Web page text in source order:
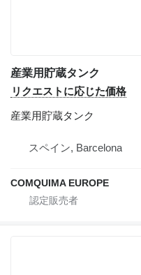
産業用貯蔵タンク
リクエストに応じた価格
産業用貯蔵タンク
スペイン, Barcelona
COMQUIMA EUROPE